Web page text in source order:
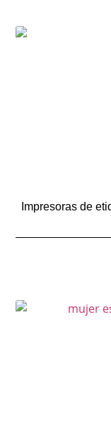
Impresoras de